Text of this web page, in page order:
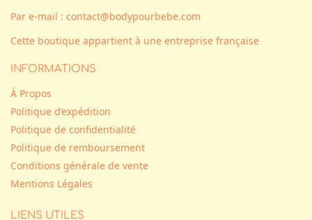
Par e-mail : contact@bodypourbebe.com
Cette boutique appartient à une entreprise française
INFORMATIONS
À Propos
Politique d’expédition
Politique de confidentialité
Politique de remboursement
Conditions générale de vente
Mentions Légales
LIENS UTILES